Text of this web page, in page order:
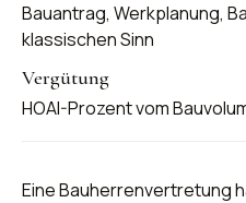
Bauantrag, Werkplanung,
klassischen Sinn
HOAI-Prozent vom
Eine Bauherrenvertretung